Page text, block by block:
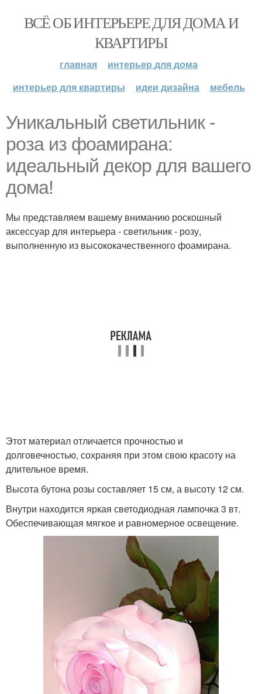
ВСЁ ОБ ИНТЕРЬЕРЕ ДЛЯ ДОМА И
КВАРТИРЫ
главная
интерьер для дома
интерьер для квартиры
идеи дизайна мебель
Уникальный светильник -
роза из фоамирана:
идеальный декор для вашего
дома!
Мы представляем вашему вниманию роскошный
аксессуар для интерьера - светильник - розу,
выполненную из высококачественного фоамирана.
Этот материал отличается прочностью и
долговечностью, сохраняя при этом свою красоту на
длительное время.
Высота бутона розы составляет 15 см, а высоту 12 см.
Внутри находится яркая светодиодная лампочка 3 вт.
Обеспечивающая мягкое и равномерное освещение.